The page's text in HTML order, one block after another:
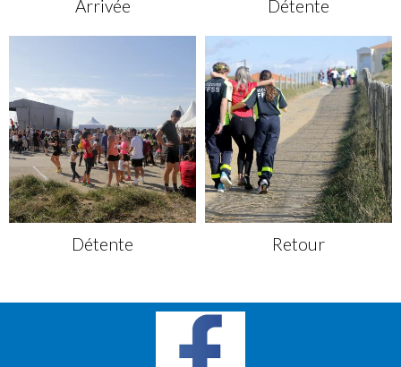
Arrivée Détente
Détente Retour